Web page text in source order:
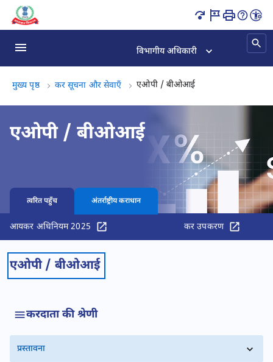
एओपी / बीओआई पृष्ठ लोड हो गया
विभागीय अधिकारी
मुख्य पृष्ठ कर सूचना और सेवाएँ एओपी / बीओआईएओपी / बीओआई, (3
एओपी / बीओआई
त्वरित पहुँच अंतर्राष्ट्रीय कराधान
आयकर अधिनियम 2025 कर उपकरण
एओपी / बीओआई
करदाता की श्रेणी
प्रस्तावना